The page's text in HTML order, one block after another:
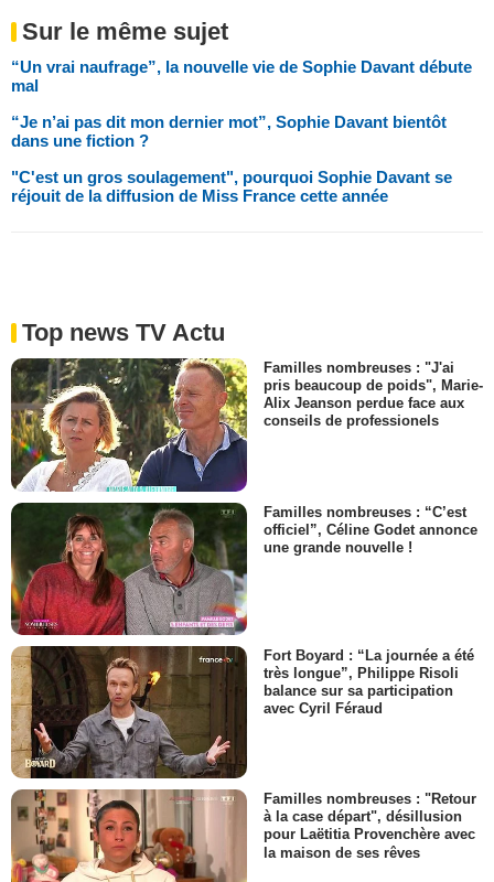
Sur le même sujet
“Un vrai naufrage”, la nouvelle vie de Sophie Davant débute
mal
“Je n’ai pas dit mon dernier mot”, Sophie Davant bientôt
dans une fiction ?
"C'est un gros soulagement", pourquoi Sophie Davant se
réjouit de la diffusion de Miss France cette année
Top news TV Actu
Familles nombreuses : "J'ai
pris beaucoup de poids", Marie-
Alix Jeanson perdue face aux
conseils de professionels
Familles nombreuses : “C’est
officiel”, Céline Godet annonce
une grande nouvelle !
Fort Boyard : “La journée a été
très longue”, Philippe Risoli
balance sur sa participation
avec Cyril Féraud
Familles nombreuses : "Retour
à la case départ", désillusion
pour Laëtitia Provenchère avec
la maison de ses rêves